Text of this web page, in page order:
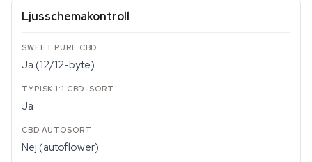
Ljusschemakontroll
Ja (12/12-byte)
Ja
Nej (autoflower)